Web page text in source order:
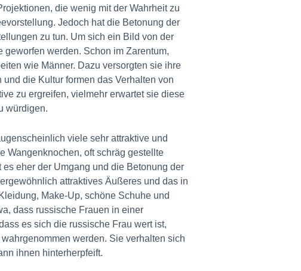
die wenig mit der Wahrheit zu
Jedoch hat die Betonung der
zu tun. Um sich ein Bild von der
werden. Schon im Zarentum,
wie Männer. Dazu versorgten sie ihre
die Kultur formen das Verhalten von
zu ergreifen, vielmehr erwartet sie diese
würdigen.
viele sehr attraktive und
Wangenknochen, oft schräg gestellte
eher der Umgang und die Betonung der
attraktives Äußeres und das in
Make-Up, schöne Schuhe und
dass russische Frauen in einer
es sich die russische Frau wert ist,
werden. Sie verhalten sich
ihnen hinterherpfeift.